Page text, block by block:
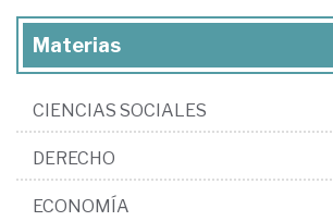
Materias
CIENCIAS SOCIALES
DERECHO
ECONOMÍA